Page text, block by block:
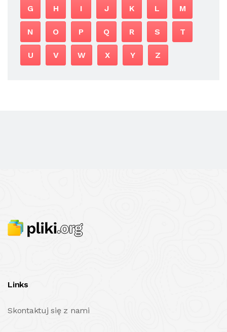
G H I J K L M
N O P Q R S T
U V W X Y Z
Links
Skontaktuj się z nami